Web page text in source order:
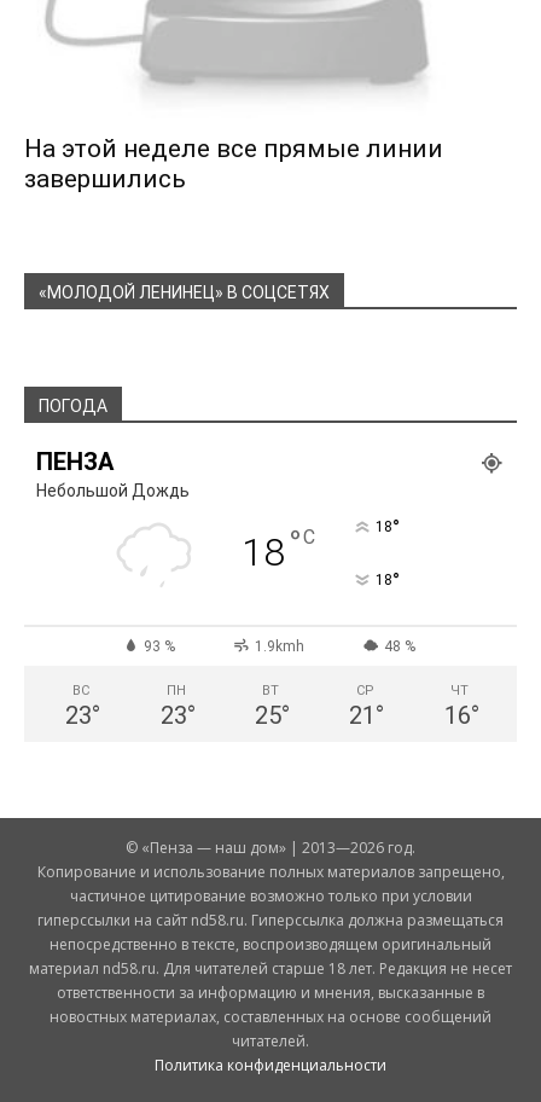
На этой неделе все прямые линии
завершились
«МОЛОДОЙ ЛЕНИНЕЦ» В СОЦСЕТЯХ
ПОГОДА
ПЕНЗА
Небольшой Дождь
18°C 18°
18°
93 % 1.9kmh 48 %
ВС
23°
ПН
23°
ВТ
25°
СР
21 °
ЧТ
16°
© «Пенза — наш дом» | 2013—2026 год.
Копирование и использование полных материалов запрещено,
частичное цитирование возможно только при условии
гиперссылки на сайт nd58.ru. Гиперссылка должна размещаться
непосредственно в тексте, воспроизводящем оригинальный
материал nd58.ru. Для читателей старше 18 лет. Редакция не несет
ответственности за информацию и мнения, высказанные в
новостных материалах, составленных на основе сообщений
читателей.
Политика конфиденциальности